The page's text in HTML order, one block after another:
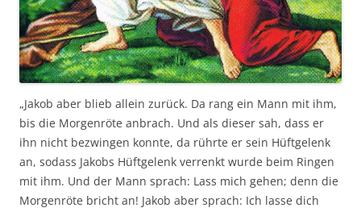
„Jakob aber blieb allein zurück. Da rang ein Mann mit ihm,
bis die Morgenröte anbrach. Und als dieser sah, dass er
ihn nicht bezwingen konnte, da rührte er sein Hüftgelenk
an, sodass Jakobs Hüftgelenk verrenkt wurde beim Ringen
mit ihm. Und der Mann sprach: Lass mich gehen; denn die
Morgenröte bricht an! Jakob aber sprach: Ich lasse dich